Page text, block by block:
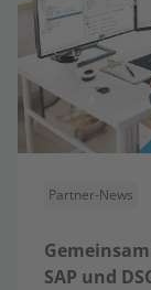
Partner-News
SAP und